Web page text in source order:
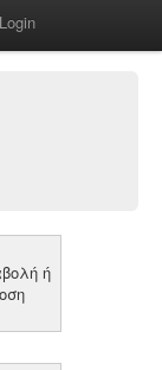
Login
ή